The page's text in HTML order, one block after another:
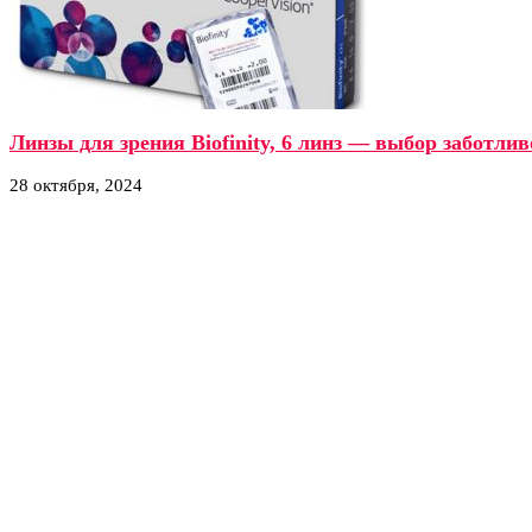
Линзы для зрения Biofinity, 6 линз — выбор
28 октября, 2024